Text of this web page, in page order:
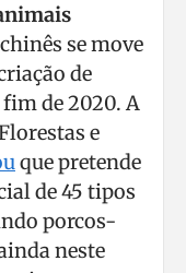
se move
de
de 2020. A
e
que pretende
de 45 tipos
porcos-
neste